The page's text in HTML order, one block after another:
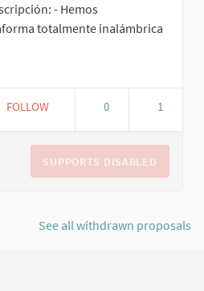
- Hemos
totalmente inalámbrica
FOLLOW 0 1
SUPPORTS DISABLED
See all withdrawn proposals